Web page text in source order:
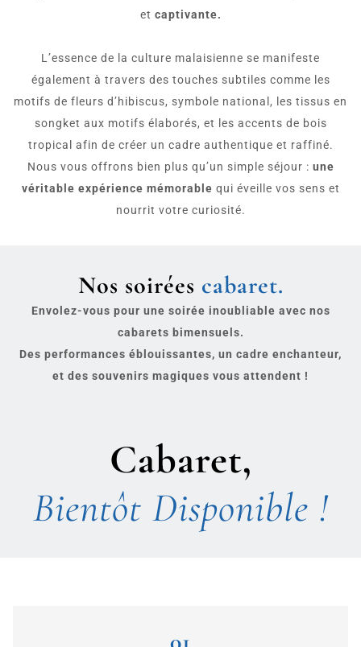
et captivante.
L’essence de la culture malaisienne se manifeste
également à travers des touches subtiles comme les
motifs de fleurs d’hibiscus, symbole national, les tissus en
songket aux motifs élaborés, et les accents de bois
tropical afin de créer un cadre authentique et raffiné.
Nous vous offrons bien plus qu’un simple séjour : une
véritable expérience mémorable qui éveille vos sens et
nourrit votre curiosité.
Nos soirées cabaret.
Envolez-vous pour une soirée inoubliable avec nos
cabarets bimensuels.
Des performances éblouissantes, un cadre enchanteur,
et des souvenirs magiques vous attendent !
Cabaret,
Bientôt Disponible !